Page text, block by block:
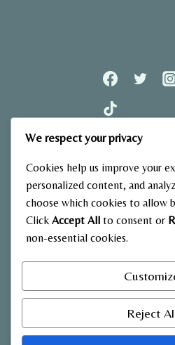
We respect your privacy
Cookies help us improve your
personalized content, and
choose which cookies to allow
Click Accept All to consent or
non-essential cookies.
Reject